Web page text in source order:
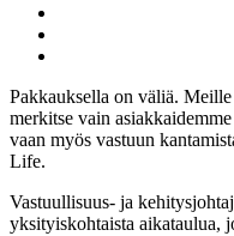
artikkeli
Pakkauksella on väliä.
merkitse vain
vaan myös vastuun
Life.
Vastuullisuus- ja
yksityiskohtaista aikataulua,